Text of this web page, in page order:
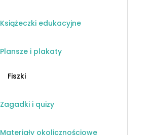
Książeczki edukacyjne
Plansze i plakaty
Fiszki
Zagadki i quizy
Materiały okolicznościowe